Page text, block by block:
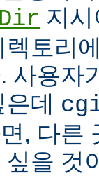
지
토리
사용자
데
, 다른
을 것